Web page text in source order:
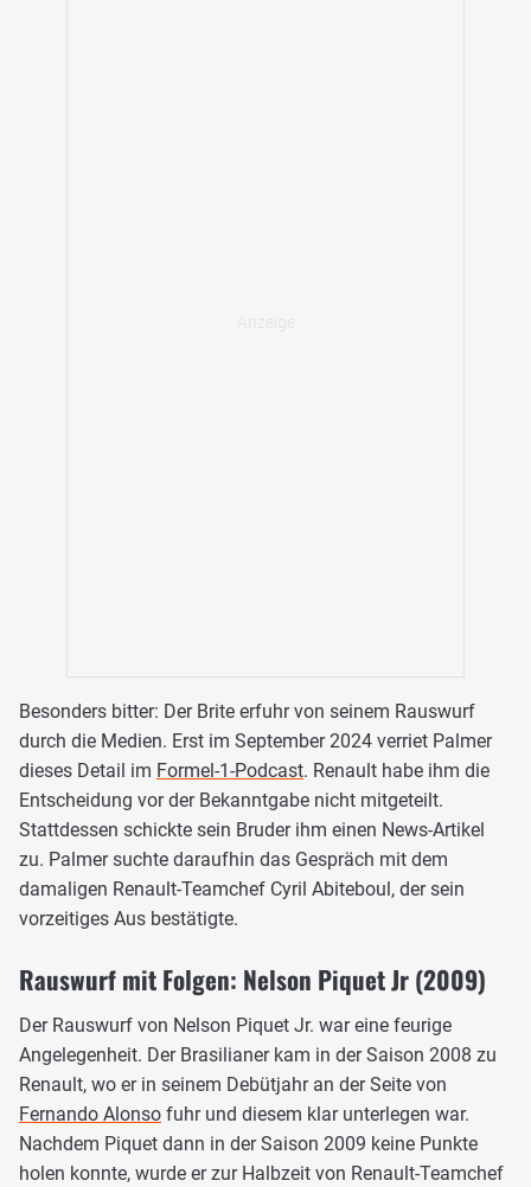
Besonders bitter: Der Brite erfuhr von seinem Rauswurf
durch die Medien. Erst im September 2024 verriet Palmer
dieses Detail im Formel-1-Podcast. Renault habe ihm die
Entscheidung vor der Bekanntgabe nicht mitgeteilt.
Stattdessen schickte sein Bruder ihm einen News-Artikel
zu. Palmer suchte daraufhin das Gespräch mit dem
damaligen Renault-Teamchef Cyril Abiteboul, der sein
vorzeitiges Aus bestätigte.
Rauswurf mit Folgen: Nelson Piquet Jr (2009)
Der Rauswurf von Nelson Piquet Jr. war eine feurige
Angelegenheit. Der Brasilianer kam in der Saison 2008 zu
Renault, wo er in seinem Debütjahr an der Seite von
Fernando Alonso fuhr und diesem klar unterlegen war.
Nachdem Piquet dann in der Saison 2009 keine Punkte
holen konnte, wurde er zur Halbzeit von Renault-Teamchef